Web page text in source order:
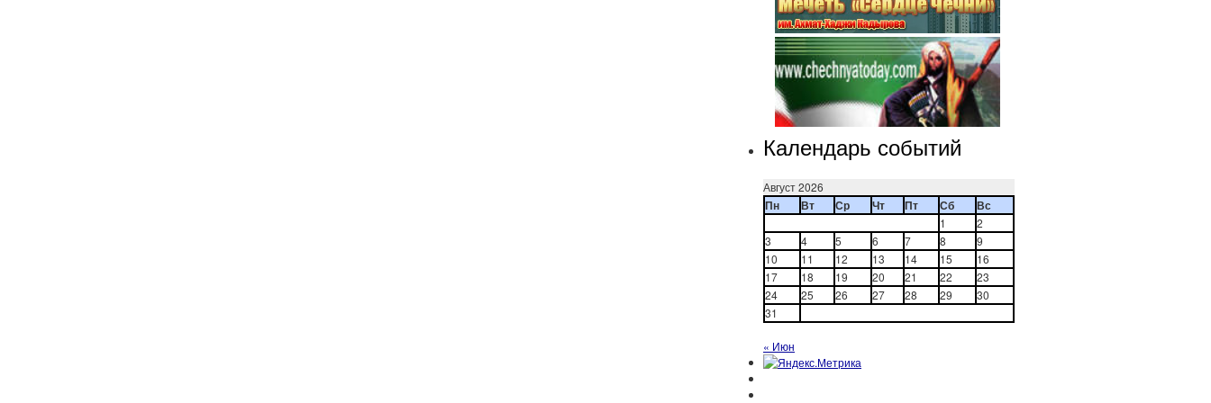
Календарь событий
Август 2026
Пн Вт Ср Чт Пт Сб Вс
1
2
3
4 5 6 7 8
9
10
11 12 13 14 15
16
17
18 19 20 21 22
23
24
25 26 27 28 29
30
31
« Июн